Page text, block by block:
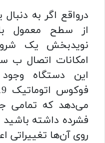
درواقع اگر به
از سطح معمول
نویدبخش یک
امکانات اتصال ب
این دستگاه
می‌دهد که تمامی
فشرده داشته باشید
روی آن‌ها تغییراتی